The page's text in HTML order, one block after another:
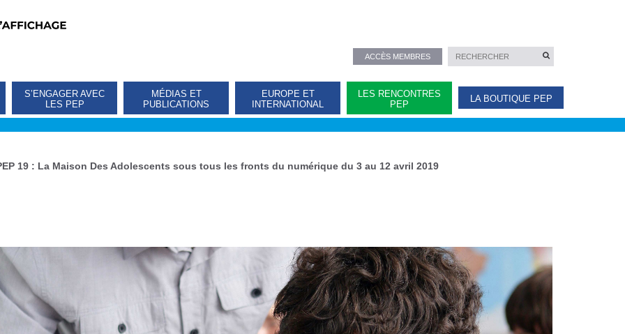
ACCÈS MEMBRES
S’ENGAGER AVEC
LES PEP
MÉDIAS ET
PUBLICATIONS
EUROPE ET
INTERNATIONAL
LES RENCONTRES
PEP
LA BOUTIQUE PEP
19 : La Maison Des Adolescents sous tous les fronts du numérique du 3 au 12 avril 2019